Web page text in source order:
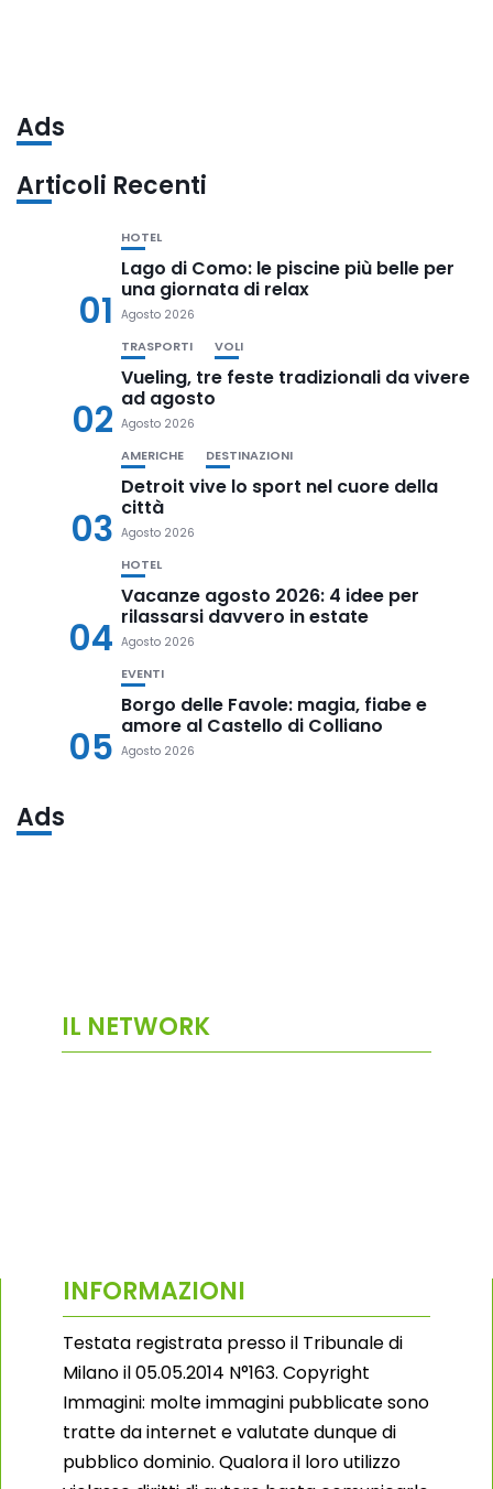
Ads
Articoli Recenti
01
HOTEL
Lago di Como: le piscine più belle per
una giornata di relax
Agosto 2026
02
TRASPORTI VOLI
Vueling, tre feste tradizionali da vivere
ad agosto
Agosto 2026
03
AMERICHE DESTINAZIONI
Detroit vive lo sport nel cuore della
città
Agosto 2026
04
HOTEL
Vacanze agosto 2026: 4 idee per
rilassarsi davvero in estate
Agosto 2026
05
EVENTI
Borgo delle Favole: magia, fiabe e
amore al Castello di Colliano
Agosto 2026
Ads
IL NETWORK
INFORMAZIONI
Testata registrata presso il Tribunale di
Milano il 05.05.2014 N°163. Copyright
Immagini: molte immagini pubblicate sono
tratte da internet e valutate dunque di
pubblico dominio. Qualora il loro utilizzo